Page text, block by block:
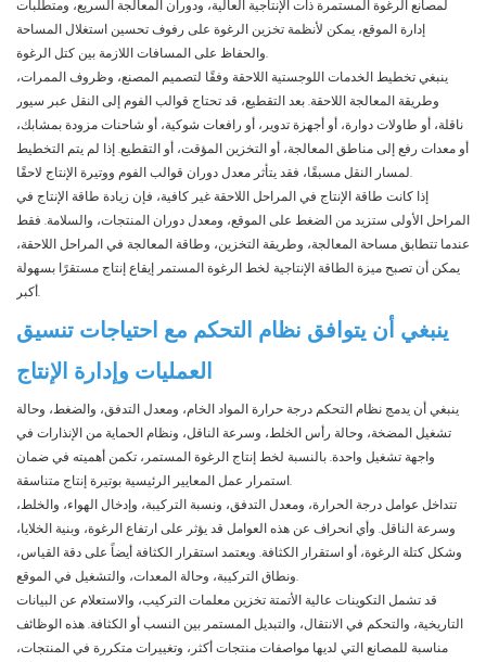
لمصانع الرغوة المستمرة ذات الإنتاجية العالية، ودوران المعالجة السريع، ومتطلبات
إدارة الموقع، يمكن لأنظمة تخزين الرغوة على رفوف تحسين استغلال المساحة
والحفاظ على المسافات اللازمة بين كتل الرغوة.
ينبغي تخطيط الخدمات اللوجستية اللاحقة وفقًا لتصميم المصنع، وظروف الممرات،
وطريقة المعالجة اللاحقة. بعد التقطيع، قد تحتاج قوالب الفوم إلى النقل عبر سيور
ناقلة، أو طاولات دوارة، أو أجهزة تدوير، أو رافعات شوكية، أو شاحنات مزودة بمشابك،
أو معدات رفع إلى مناطق المعالجة، أو التخزين المؤقت، أو التقطيع. إذا لم يتم التخطيط
لمسار النقل مسبقًا، فقد يتأثر معدل دوران قوالب الفوم ووتيرة الإنتاج لاحقًا.
إذا كانت طاقة الإنتاج في المراحل اللاحقة غير كافية، فإن زيادة طاقة الإنتاج في
المراحل الأولى ستزيد من الضغط على الموقع، ومعدل دوران المنتجات، والسلامة. فقط
عندما تتطابق مساحة المعالجة، وطريقة التخزين، وطاقة المعالجة في المراحل اللاحقة،
يمكن أن تصبح ميزة الطاقة الإنتاجية لخط الرغوة المستمر إيقاع إنتاج مستقرًا بسهولة
أكبر.
ينبغي أن يتوافق نظام التحكم مع احتياجات تنسيق
العمليات وإدارة الإنتاج
ينبغي أن يدمج نظام التحكم درجة حرارة المواد الخام، ومعدل التدفق، والضغط، وحالة
تشغيل المضخة، وحالة رأس الخلط، وسرعة الناقل، ونظام الحماية من الإنذارات في
واجهة تشغيل واحدة. بالنسبة لخط إنتاج الرغوة المستمر، تكمن أهميته في ضمان
استمرار عمل المعايير الرئيسية بوتيرة إنتاج متناسقة.
تتداخل عوامل درجة الحرارة، ومعدل التدفق، ونسبة التركيبة، وإدخال الهواء، والخلط،
وسرعة الناقل. وأي انحراف عن هذه العوامل قد يؤثر على ارتفاع الرغوة، وبنية الخلايا،
وشكل كتلة الرغوة، أو استقرار الكثافة. ويعتمد استقرار الكثافة أيضاً على دقة القياس،
ونطاق التركيبة، وحالة المعدات، والتشغيل في الموقع.
قد تشمل التكوينات عالية الأتمتة تخزين معلمات التركيب، والاستعلام عن البيانات
التاريخية، والتحكم في الانتقال، والتبديل المستمر بين النسب أو الكثافة. هذه الوظائف
مناسبة للمصانع التي لديها مواصفات منتجات أكثر، وتغييرات متكررة في المنتجات،